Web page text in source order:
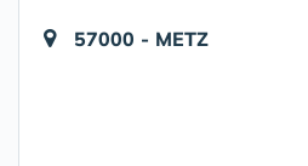
57000 - METZ